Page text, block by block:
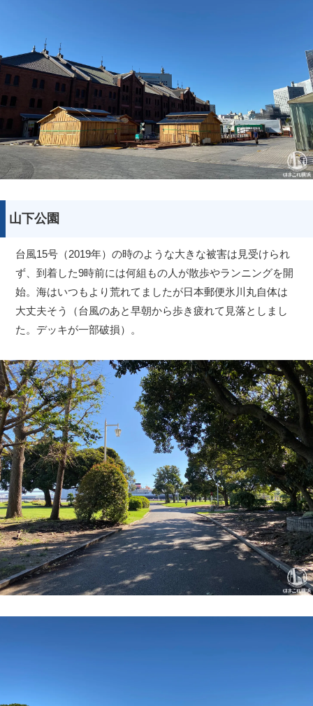
山下公園
台風15号（2019年）の時のような大きな被害は見受けられ
ず、到着した9時前には何組もの人が散歩やランニングを開
始。海はいつもより荒れてましたが日本郵便氷川丸自体は
大丈夫そう（台風のあと早朝から歩き疲れて見落としまし
た。デッキが一部破損）。